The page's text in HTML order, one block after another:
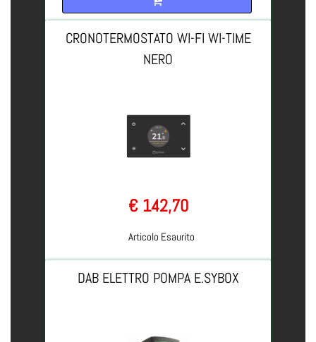
CRONOTERMOSTATO WI-FI WI-TIME
NERO
€ 142,70
Articolo Esaurito
DAB ELETTRO POMPA E.SYBOX